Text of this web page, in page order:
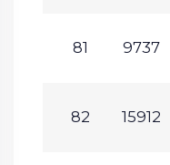
81 9737
82 15912